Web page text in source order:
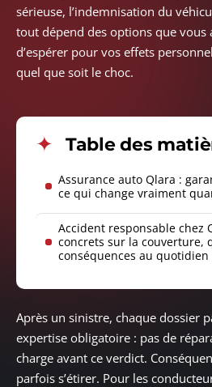
sérieuse, l’indemnisation du
tout dépend des options que vous
d’espérer pour vos effets
quel que soit le choc.
Table des
Assurance auto Qlara :
ce qui change vraiment
Accident responsable chez
concrets sur la couverture,
conséquences au quotidien
Après un sinistre, chaque dossier
expertise obligatoire : pas de
charge avant ce verdict.
parfois s’étirer. Pour les